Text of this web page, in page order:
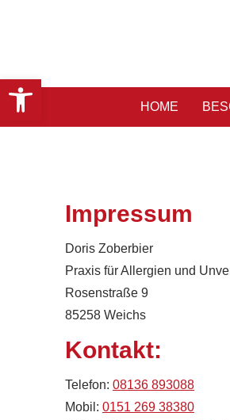
HOME
Impressum
Doris Zoberbier
Praxis für Allergien und
Rosenstraße 9
85258 Weichs
Kontakt:
Telefon: 08136 893088
Mobil: 0151 269 38380
Werkzeugleiste